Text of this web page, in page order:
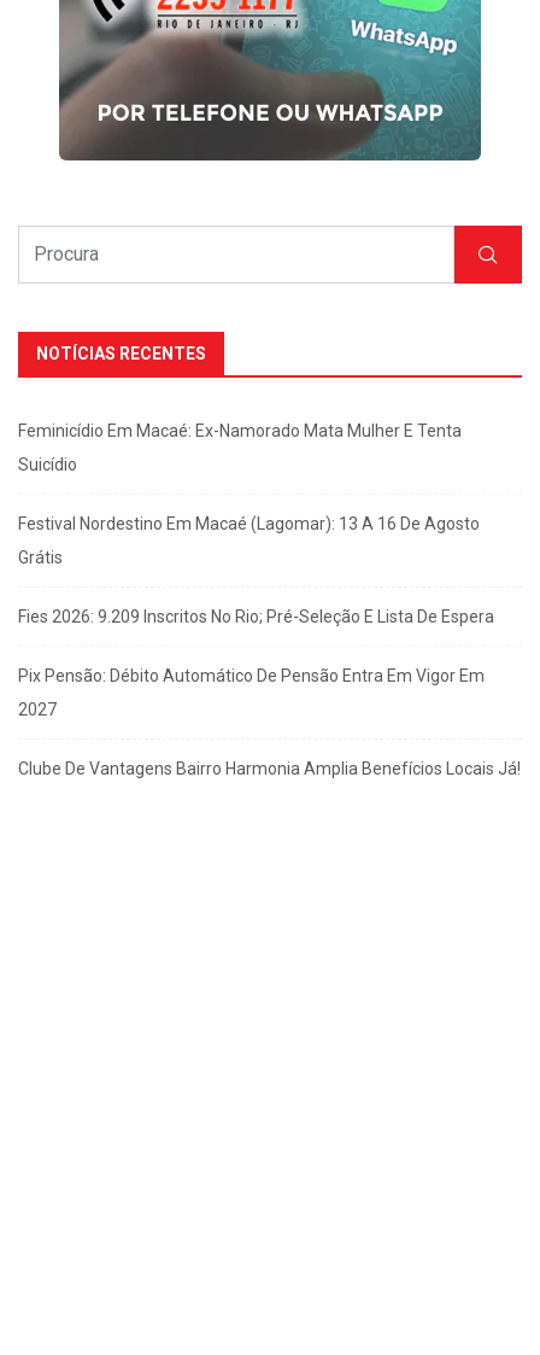
NOTÍCIAS RECENTES
Feminicídio Em Macaé: Ex-Namorado Mata Mulher E Tenta
Suicídio
Festival Nordestino Em Macaé (Lagomar): 13 A 16 De Agosto
Grátis
Fies 2026: 9.209 Inscritos No Rio; Pré-Seleção E Lista De Espera
Pix Pensão: Débito Automático De Pensão Entra Em Vigor Em
2027
Clube De Vantagens Bairro Harmonia Amplia Benefícios Locais Já!